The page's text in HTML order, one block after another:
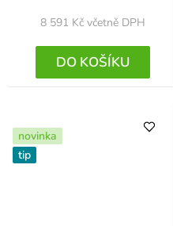
8 591 Kč včetně DPH
DO KOŠÍKU
novinka
tip